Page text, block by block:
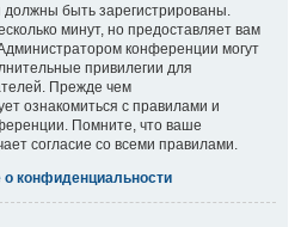
быть зарегистрированы.
минут, но предоставляет вам
конференции могут
привилегии для
Прежде чем
ознакомиться с правилами и
Помните, что ваше
согласие со всеми правилами.
конфиденциальности